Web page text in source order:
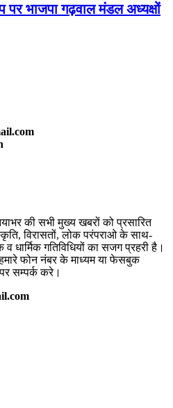
भाजपा गढ़वाल मंडल अध्यक्षों
की सभी मुख्य खबरों को प्रसारित
विरासतों, लोक परंपराओ के साथ-
धार्मिक गतिविधियों का सजग प्रहरी है।
फोन नंबर के माध्यम या फेसबुक
सम्पर्क करे।